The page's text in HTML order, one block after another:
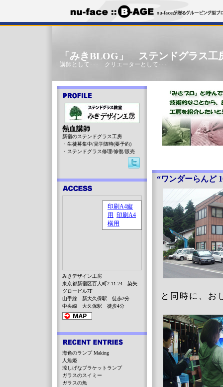
「みきBLOG」 ステンドグラス工
講師として･･･ クリエーターとして･･･
“ワンダーらんど
と同時に、お
熱血講師
新宿のステンドグラス工房
・生徒募集中/見学随時(要予約)
・ステンドグラス修理/修復/販売
みきデザイン工房
東京都新宿区百人町2-11-24 染矢
グロービル7F
山手線 新大久保駅 徒歩2分
中央線 大久保駅 徒歩4分
海色のランプ Making
人魚姫
涼しげなブラケットランプ
ガラスのスイミー
ガラスの魚